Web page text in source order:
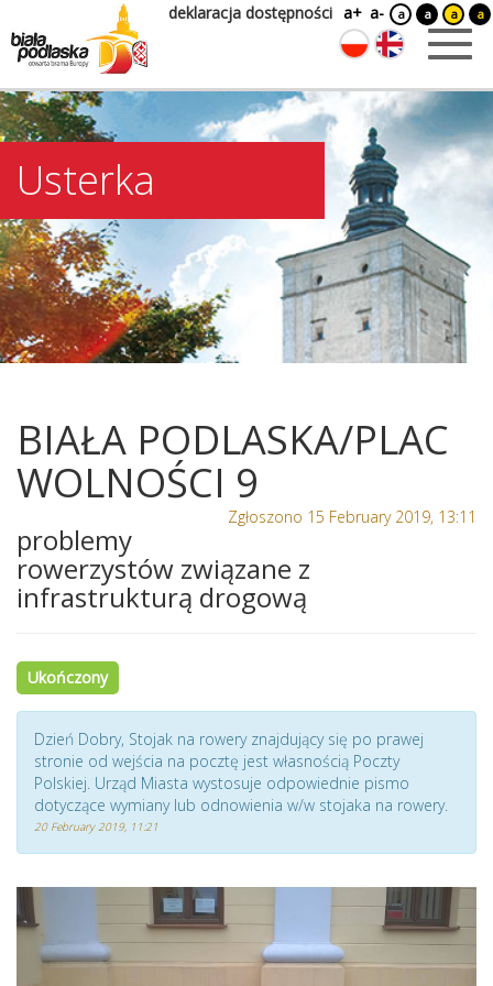
deklaracja dostępności a+ a- a a a a
Usterka
BIAŁA PODLASKA/PLAC
WOLNOŚCI 9
Zgłoszono 15 February 2019, 13:11
problemy
rowerzystów związane z
infrastrukturą drogową
Ukończony
Dzień Dobry, Stojak na rowery znajdujący się po prawej
stronie od wejścia na pocztę jest własnością Poczty
Polskiej. Urząd Miasta wystosuje odpowiednie pismo
dotyczące wymiany lub odnowienia w/w stojaka na rowery.
20 February 2019, 11:21